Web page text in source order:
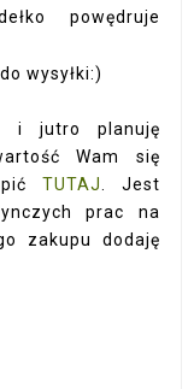
powędruje
wysyłki:)
i jutro planuję
Wam się
TUTAJ. Jest
prac na
zakupu dodaję